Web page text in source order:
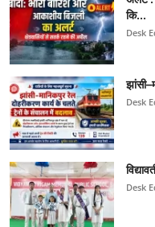
कि...
Desk
Desk
Desk